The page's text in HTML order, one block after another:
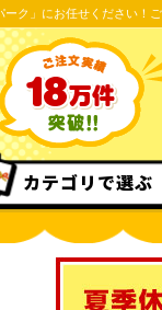
ク」にお任せください！
カテゴリで選ぶ